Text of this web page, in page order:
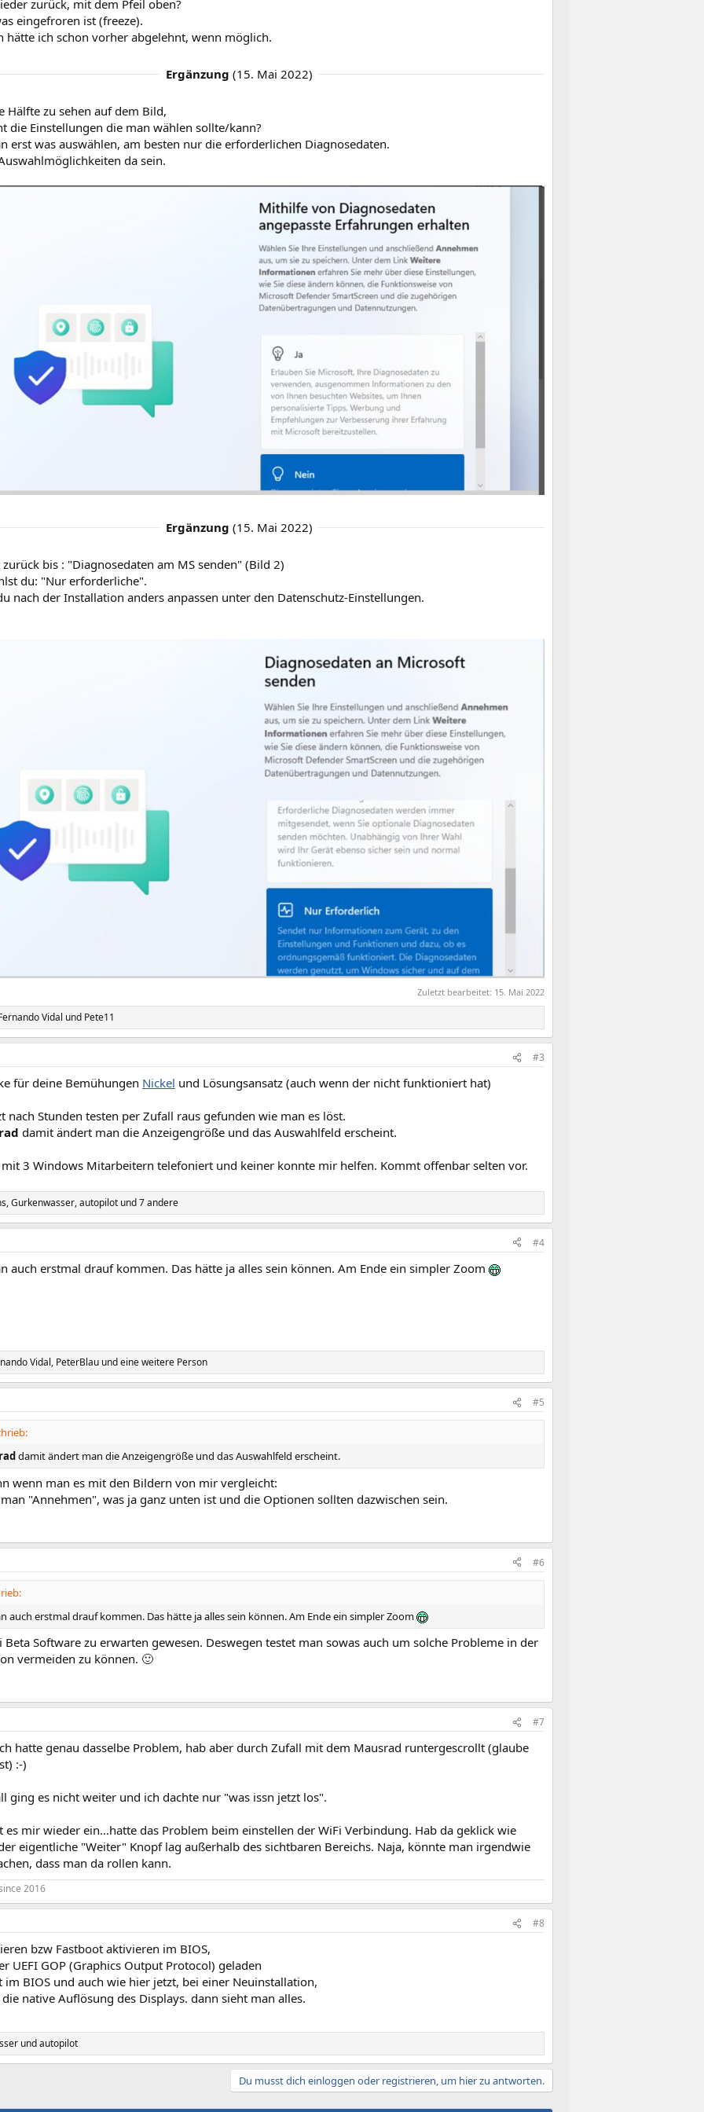
zurück, mit dem Pfeil oben?
eingefroren ist (freeze).
hätte ich schon vorher abgelehnt, wenn möglich.
Ergänzung (15. Mai 2022)
Hälfte zu sehen auf dem Bild,
die Einstellungen die man wählen sollte/kann?
erst was auswählen, am besten nur die erforderlichen Diagnosedaten.
da sein.
Ergänzung (15. Mai 2022)
zurück bis : "Diagnosedaten am MS senden" (Bild 2)
du: "Nur erforderliche".
nach der Installation anders anpassen unter den Datenschutz-Einstellungen.
Zuletzt bearbeitet: 15. Mai 2022
Vidal und Pete11
#3
für deine Bemühungen Nickel und Lösungsansatz (auch wenn der nicht funktioniert hat)
nach Stunden testen per Zufall raus gefunden wie man es löst.
damit ändert man die Anzeigengröße und das Auswahlfeld erscheint.
mit 3 Windows Mitarbeitern telefoniert und keiner konnte mir helfen. Kommt offenbar selten vor.
,Gurkenwasser,autopilot und 7 andere
#4
auch erstmal drauf kommen. Das hätte ja alles sein können. Am Ende ein simpler Zoom
Vidal, PeterBlau und eine weitere Person
#5
damit ändert man die Anzeigengröße und das Auswahlfeld erscheint.
wenn man es mit den Bildern von mir vergleicht:
"Annehmen", was ja ganz unten ist und die Optionen sollten dazwischen sein.
#6
auch erstmal drauf kommen. Das hätte ja alles sein können. Am Ende ein simpler Zoom
Beta Software zu erwarten gewesen. Deswegen testet man sowas auch um solche Probleme in der
vermeiden zu können. 🙂
#7
hatte genau dasselbe Problem, hab aber durch Zufall mit dem Mausrad runtergescrollt (glaube
:-)
ging es nicht weiter und ich dachte nur "was issn jetzt los".
es mir wieder ein...hatte das Problem beim einstellen der WiFi Verbindung. Hab da geklick wie
eigentliche "Weiter" Knopf lag außerhalb des sichtbaren Bereichs. Naja, könnte man irgendwie
dass man da rollen kann.
2016
#8
bzw Fastboot aktivieren im BIOS,
UEFI GOP (Graphics Output Protocol) geladen
im BIOS und auch wie hier jetzt, bei einer Neuinstallation,
native Auflösung des Displays. dann sieht man alles.
undautopilot
Du musst dich einloggen oder registrieren, um hier zu antworten.